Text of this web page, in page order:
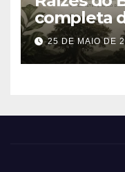
completa
Buarque
formação
25 DE MAIO DE